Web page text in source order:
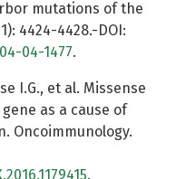
mutations of the
4424-4428.-DOI:
04-1477.
I.G., et al. Missense
as a cause of
Oncoimmunology.
.